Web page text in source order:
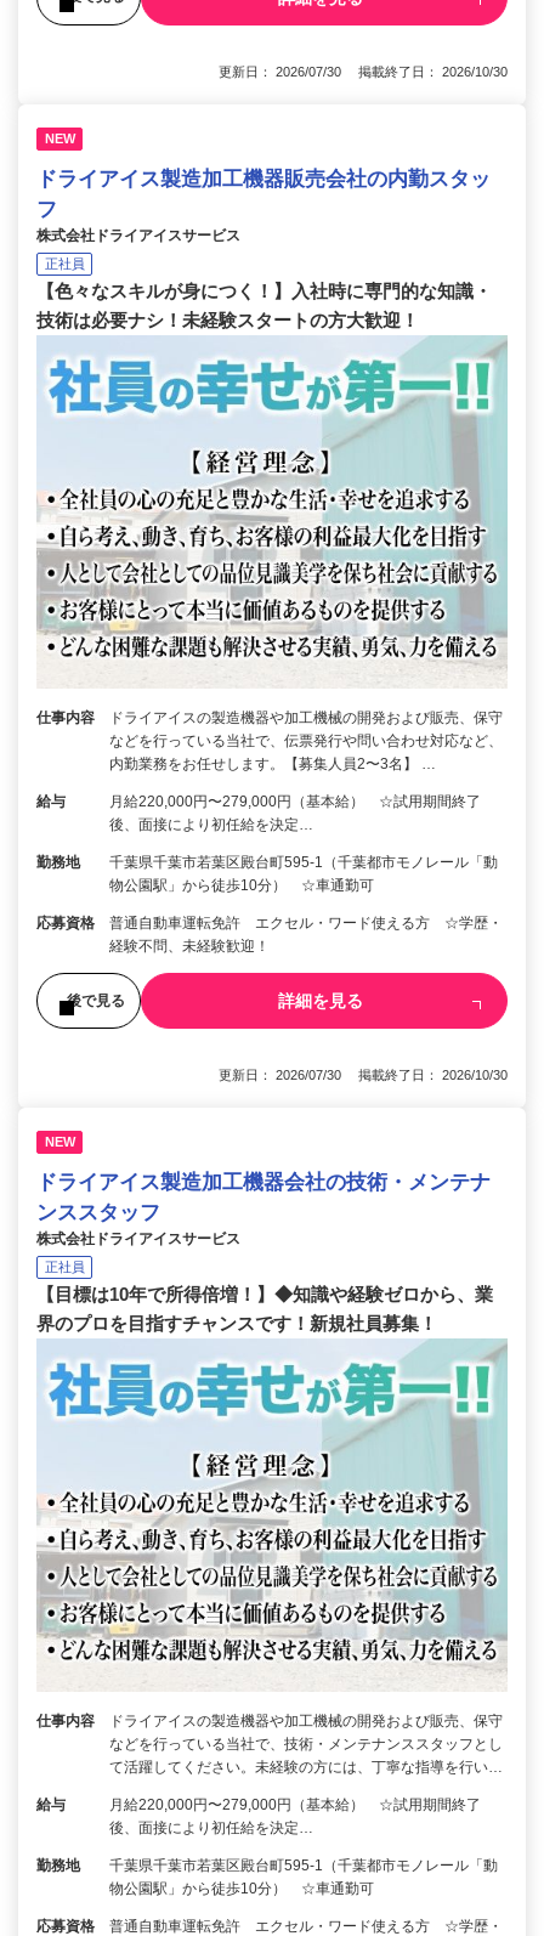
更新日： 2026/07/30 掲載終了日： 2026/10/30
NEW
ドライアイス製造加工機器販売会社の内勤スタッ
フ
株式会社ドライアイスサービス
正社員
【色々なスキルが身につく！】入社時に専門的な知識・
技術は必要ナシ！未経験スタートの方大歓迎！
仕事内容
ドライアイスの製造機器や加工機械の開発および販売、保守
などを行っている当社で、伝票発行や問い合わせ対応など、
内勤業務をお任せします。【募集人員2〜3名】 …
給与
月給220,000円〜279,000円（基本給） ☆試用期間終了
後、面接により初任給を決定…
勤務地
千葉県千葉市若葉区殿台町595-1（千葉都市モノレール「動
物公園駅」から徒歩10分） ☆車通勤可
応募資格
普通自動車運転免許 エクセル・ワード使える方 ☆学歴・
経験不問、未経験歓迎！
後で見る 詳細を見る
更新日： 2026/07/30 掲載終了日： 2026/10/30
NEW
ドライアイス製造加工機器会社の技術・メンテナ
ンススタッフ
株式会社ドライアイスサービス
正社員
【目標は10年で所得倍増！】◆知識や経験ゼロから、業
界のプロを目指すチャンスです！新規社員募集！
仕事内容
ドライアイスの製造機器や加工機械の開発および販売、保守
などを行っている当社で、技術・メンテナンススタッフとし
て活躍してください。未経験の方には、丁寧な指導を行い…
給与
月給220,000円〜279,000円（基本給） ☆試用期間終了
後、面接により初任給を決定…
勤務地
千葉県千葉市若葉区殿台町595-1（千葉都市モノレール「動
物公園駅」から徒歩10分） ☆車通勤可
応募資格
普通自動車運転免許 エクセル・ワード使える方 ☆学歴・